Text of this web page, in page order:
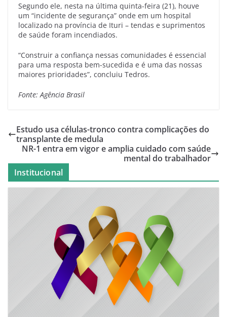
Segundo ele, nesta na última quinta-feira (21), houve
um “incidente de segurança” onde em um hospital
localizado na província de Ituri – tendas e suprimentos
de saúde foram incendiados.
“Construir a confiança nessas comunidades é essencial
para uma resposta bem-sucedida e é uma das nossas
maiores prioridades”, concluiu Tedros.
Fonte: Agência Brasil
Estudo usa células-tronco contra complicações do
transplante de medula
NR-1 entra em vigor e amplia cuidado com saúde
mental do trabalhador
Institucional